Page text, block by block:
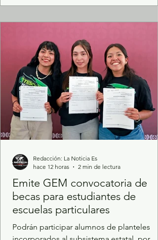
durante el proceso electoral para la
renovación de Ayuntamientos en 2
Emite GEM convocatoria de
becas para estudiantes de
escuelas particulares
Podrán participar alumnos de planteles
Redacción: La Noticia Es
hace 12 horas
2 min de lectura